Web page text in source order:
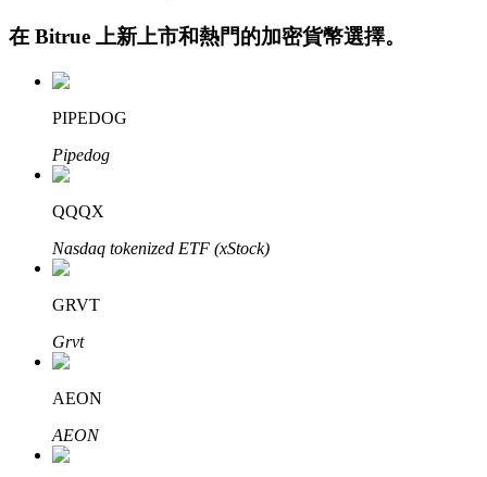
享受活期理財及長期收益
學習理財
了解如何賺取穩定收入
在 Bitrue 上新上市和熱門的加密貨幣選擇。
PIPEDOG
Pipedog
QQQX
Nasdaq tokenized ETF (xStock)
GRVT
Grvt
AEON
AEON